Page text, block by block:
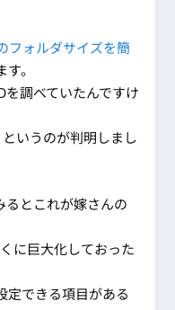
フォルダサイズを簡
。
を調べていたんですけ
いうのが判明しまし
るとこれが嫁さんの
に巨大化しておった
定できる項目がある